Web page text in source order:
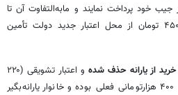
هزار و ۳۰۰ تومان از جیب خود پرداخت نمایند و مابه‌التفاوت آن تا
قیمت روز به مبلغ ۲۲۰ هزار و ۴۵۰ تومان از محل اعتبار جدید دولت تأمین
و اعتبار تشویقی (۲۲۰
هزار تومانی) علاوه بر یارانه ۳۰۰ و ۴۰۰ هزارتومانی فعلی بوده و خانوار یارانه‌بگیر